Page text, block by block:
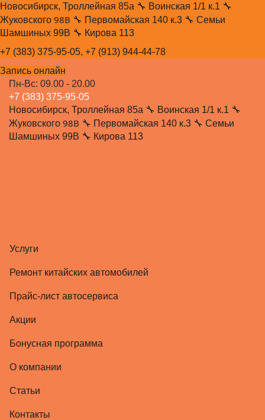
Новосибирск, Троллейная 85а 🔧 Воинская 1/1 к.1 🔧
Жуковского 98В 🔧 Первомайская 140 к.3 🔧 Семьи
Шамшиных 99В 🔧 Кирова 113
+7 (383) 375-95-05, +7 (913) 944-44-78
Запись онлайн
Пн-Вс: 09.00 - 20.00
+7 (383) 375-95-05
Новосибирск, Троллейная 85а 🔧 Воинская 1/1 к.1 🔧
Жуковского 98В 🔧 Первомайская 140 к.3 🔧 Семьи
Шамшиных 99В 🔧 Кирова 113
Услуги
Ремонт китайских автомобилей
Прайс-лист автосервиса
Акции
Бонусная программа
О компании
Статьи
Контакты